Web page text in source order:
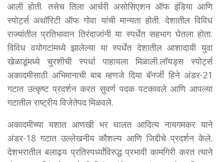
आली होती. तसेच तिला आर्चरी असोसिएशन ऑफ इंडिया आणि
स्पोर्ट्स अथॉरिटी ऑफ गोवा यांची मान्यता होती. देशातील विविध
राज्यांतील प्रतिभावान तिरंदाजांनी या स्पर्धेत सहभाग घेतला होता.
विविध वयोगटांमध्ये झालेल्या या स्पर्धेत देशातील आशादायी युवा
खेळाडूंमध्ये चुरशीची स्पर्धा पाहायला मिळाली.लॉयड्स स्पोर्ट्स
अकादमीसाठी अभिमानाची बाब म्हणजे दिया बॅनर्जी हिने अंडर-21
गटात उत्कृष्ट प्रदर्शन करत सुवर्ण पदक पटकावले आणि आपल्या
गटातील राष्ट्रीय विजेतेपद मिळवले.
अकादमीच्या यशात आणखी भर घालत आदित्य नायगमकर याने
अंडर-18 गटात उल्लेखनीय कौशल्य आणि जिद्दीचे प्रदर्शन केले.
देशभरातील बलाढ्य प्रतिस्पर्ध्यांविरुद्ध प्रभावी कामगिरी करत त्याने